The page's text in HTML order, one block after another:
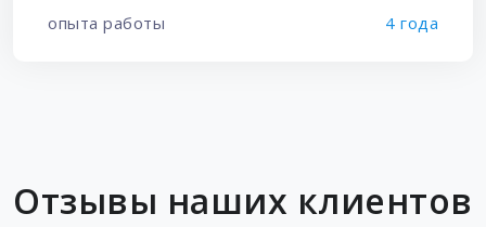
опыта работы 4 года
Отзывы наших клиентов